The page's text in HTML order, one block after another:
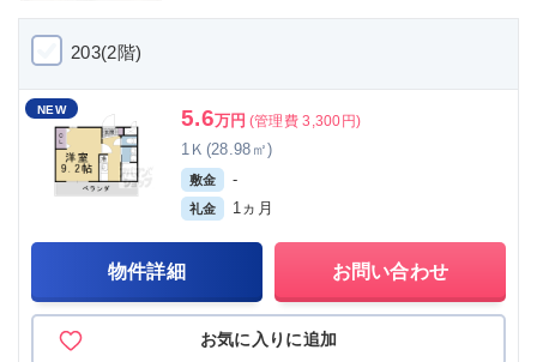
203(2階)
NEW 5.6万円 (管理費 3,300円)
1Ｋ(28.98㎡)
敷金 -
礼金 1ヵ月
物件詳細 お問い合わせ
お気に入りに追加